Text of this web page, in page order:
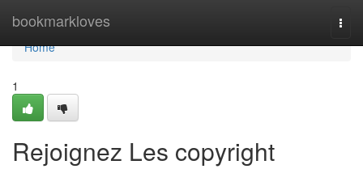
bookmarkloves
Home
Home
1
Rejoignez Les copyright